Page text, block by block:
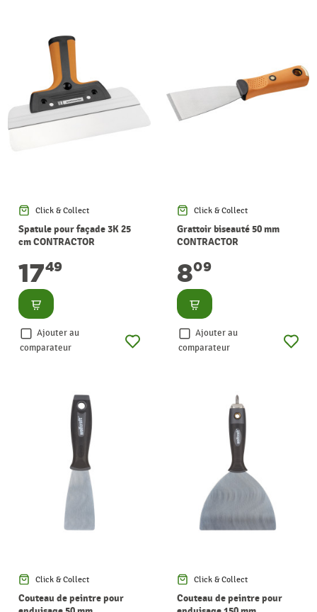
Click & Collect
Spatule pour façade 3K 25
cm CONTRACTOR
1749
Consulter
Ajouter au
comparateur
Click & Collect
Grattoir biseauté 50 mm
CONTRACTOR
809
Consulter
Ajouter au
comparateur
Click & Collect
Couteau de peintre pour
Click & Collect
Couteau de peintre pour